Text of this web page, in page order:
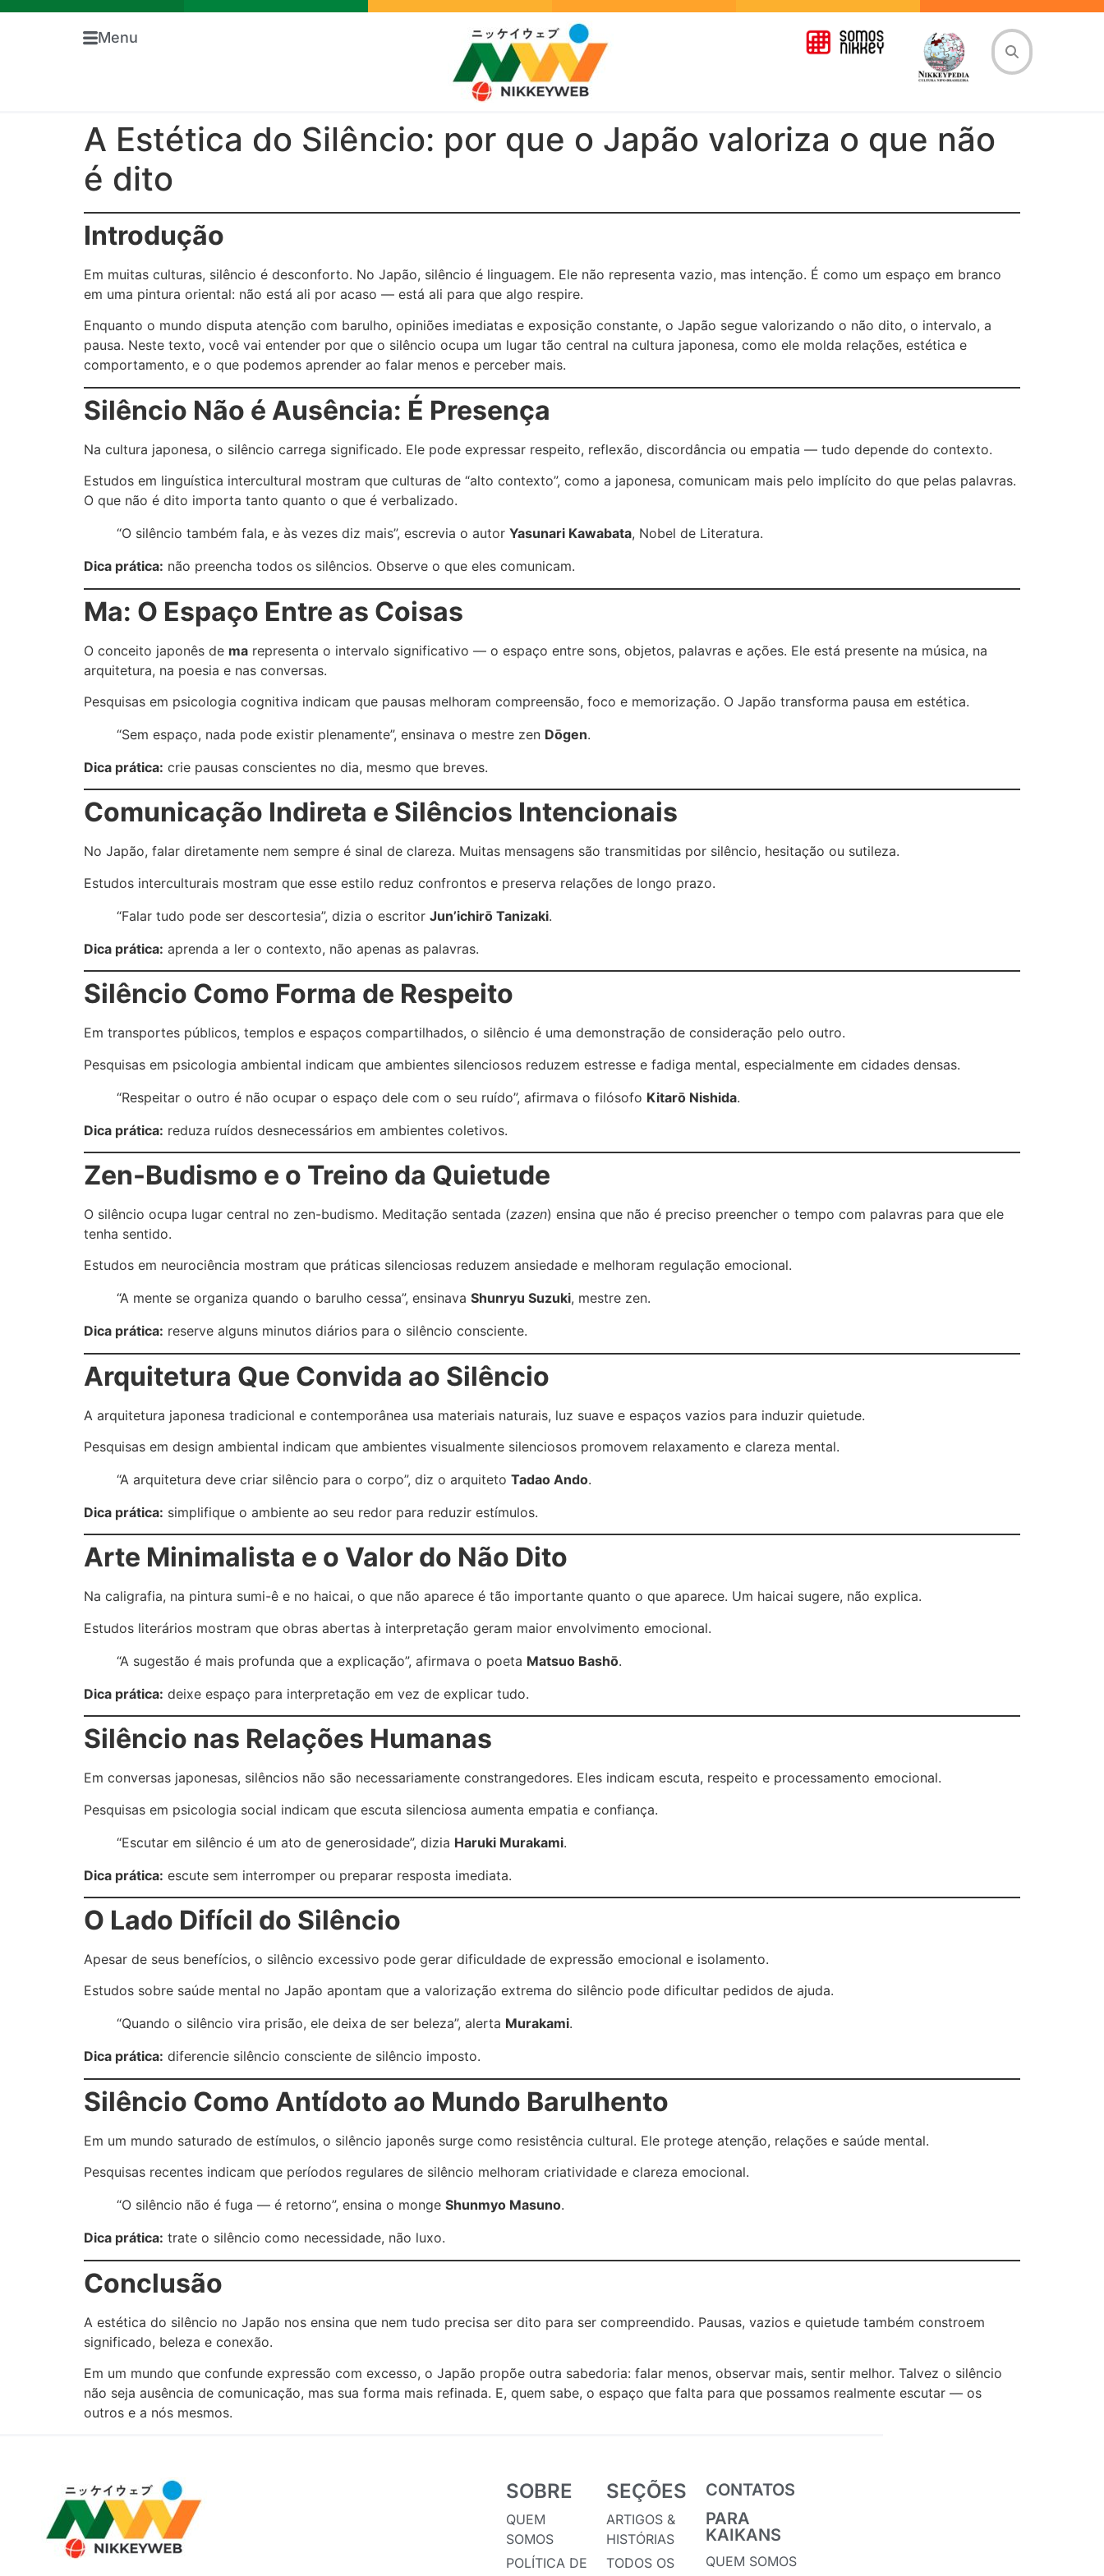
Menu
A Estética do Silêncio: por que o Japão valoriza o que não
é dito
Introdução
Em muitas culturas, silêncio é desconforto. No Japão, silêncio é linguagem. Ele não representa vazio, mas intenção. É como um espaço em branco
em uma pintura oriental: não está ali por acaso — está ali para que algo respire.
Enquanto o mundo disputa atenção com barulho, opiniões imediatas e exposição constante, o Japão segue valorizando o não dito, o intervalo, a
pausa. Neste texto, você vai entender por que o silêncio ocupa um lugar tão central na cultura japonesa, como ele molda relações, estética e
comportamento, e o que podemos aprender ao falar menos e perceber mais.
Silêncio Não é Ausência: É Presença
Na cultura japonesa, o silêncio carrega significado. Ele pode expressar respeito, reflexão, discordância ou empatia — tudo depende do contexto.
Estudos em linguística intercultural mostram que culturas de “alto contexto”, como a japonesa, comunicam mais pelo implícito do que pelas palavras.
O que não é dito importa tanto quanto o que é verbalizado.
“O silêncio também fala, e às vezes diz mais”, escrevia o autor Yasunari Kawabata, Nobel de Literatura.
Dica prática: não preencha todos os silêncios. Observe o que eles comunicam.
Ma: O Espaço Entre as Coisas
O conceito japonês de ma representa o intervalo significativo — o espaço entre sons, objetos, palavras e ações. Ele está presente na música, na
arquitetura, na poesia e nas conversas.
Pesquisas em psicologia cognitiva indicam que pausas melhoram compreensão, foco e memorização. O Japão transforma pausa em estética.
“Sem espaço, nada pode existir plenamente”, ensinava o mestre zen Dōgen.
Dica prática: crie pausas conscientes no dia, mesmo que breves.
Comunicação Indireta e Silêncios Intencionais
No Japão, falar diretamente nem sempre é sinal de clareza. Muitas mensagens são transmitidas por silêncio, hesitação ou sutileza.
Estudos interculturais mostram que esse estilo reduz confrontos e preserva relações de longo prazo.
“Falar tudo pode ser descortesia”, dizia o escritor Jun’ichirō Tanizaki.
Dica prática: aprenda a ler o contexto, não apenas as palavras.
Silêncio Como Forma de Respeito
Em transportes públicos, templos e espaços compartilhados, o silêncio é uma demonstração de consideração pelo outro.
Pesquisas em psicologia ambiental indicam que ambientes silenciosos reduzem estresse e fadiga mental, especialmente em cidades densas.
“Respeitar o outro é não ocupar o espaço dele com o seu ruído”, afirmava o filósofo Kitarō Nishida.
Dica prática: reduza ruídos desnecessários em ambientes coletivos.
Zen-Budismo e o Treino da Quietude
O silêncio ocupa lugar central no zen-budismo. Meditação sentada (zazen) ensina que não é preciso preencher o tempo com palavras para que ele
tenha sentido.
Estudos em neurociência mostram que práticas silenciosas reduzem ansiedade e melhoram regulação emocional.
“A mente se organiza quando o barulho cessa”, ensinava Shunryu Suzuki, mestre zen.
Dica prática: reserve alguns minutos diários para o silêncio consciente.
Arquitetura Que Convida ao Silêncio
A arquitetura japonesa tradicional e contemporânea usa materiais naturais, luz suave e espaços vazios para induzir quietude.
Pesquisas em design ambiental indicam que ambientes visualmente silenciosos promovem relaxamento e clareza mental.
“A arquitetura deve criar silêncio para o corpo”, diz o arquiteto Tadao Ando.
Dica prática: simplifique o ambiente ao seu redor para reduzir estímulos.
Arte Minimalista e o Valor do Não Dito
Na caligrafia, na pintura sumi-ê e no haicai, o que não aparece é tão importante quanto o que aparece. Um haicai sugere, não explica.
Estudos literários mostram que obras abertas à interpretação geram maior envolvimento emocional.
“A sugestão é mais profunda que a explicação”, afirmava o poeta Matsuo Bashō.
Dica prática: deixe espaço para interpretação em vez de explicar tudo.
Silêncio nas Relações Humanas
Em conversas japonesas, silêncios não são necessariamente constrangedores. Eles indicam escuta, respeito e processamento emocional.
Pesquisas em psicologia social indicam que escuta silenciosa aumenta empatia e confiança.
“Escutar em silêncio é um ato de generosidade”, dizia Haruki Murakami.
Dica prática: escute sem interromper ou preparar resposta imediata.
O Lado Difícil do Silêncio
Apesar de seus benefícios, o silêncio excessivo pode gerar dificuldade de expressão emocional e isolamento.
Estudos sobre saúde mental no Japão apontam que a valorização extrema do silêncio pode dificultar pedidos de ajuda.
“Quando o silêncio vira prisão, ele deixa de ser beleza”, alerta Murakami.
Dica prática: diferencie silêncio consciente de silêncio imposto.
Silêncio Como Antídoto ao Mundo Barulhento
Em um mundo saturado de estímulos, o silêncio japonês surge como resistência cultural. Ele protege atenção, relações e saúde mental.
Pesquisas recentes indicam que períodos regulares de silêncio melhoram criatividade e clareza emocional.
“O silêncio não é fuga — é retorno”, ensina o monge Shunmyo Masuno.
Dica prática: trate o silêncio como necessidade, não luxo.
Conclusão
A estética do silêncio no Japão nos ensina que nem tudo precisa ser dito para ser compreendido. Pausas, vazios e quietude também constroem
significado, beleza e conexão.
Em um mundo que confunde expressão com excesso, o Japão propõe outra sabedoria: falar menos, observar mais, sentir melhor. Talvez o silêncio
não seja ausência de comunicação, mas sua forma mais refinada. E, quem sabe, o espaço que falta para que possamos realmente escutar — os
outros e a nós mesmos.
SOBRE
QUEM
SOMOS
POLÍTICA DE
SEÇÕES
ARTIGOS &
HISTÓRIAS
TODOS OS
CONTATOS
PARA
KAIKANS
QUEM SOMOS